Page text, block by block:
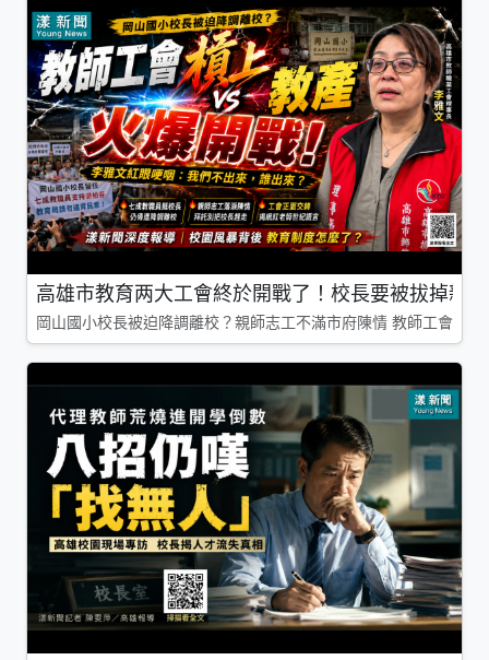
高雄市教育两大工會終於開戰了！校長要被拔掉親
岡山國小校長被迫降調離校？親師志工不滿市府陳情 教師工會槓